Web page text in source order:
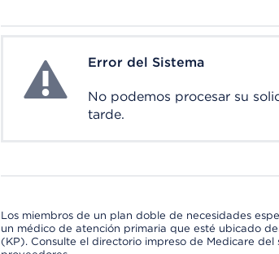
System ErrorError del Sistema
No podemos procesar su
tarde.
Los miembros de un plan doble de necesidades
un médico de atención primaria que esté ubicado
(KP). Consulte el directorio impreso de Medicare